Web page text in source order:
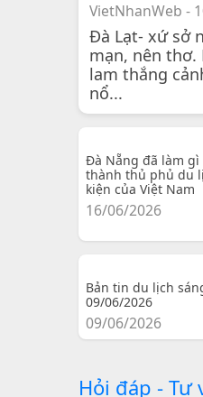
VietNhanWeb -
Đà Lạt- xứ sở
mạn, nên
lam thắng
nổ...
Đà Nẵng đã làm
thành thủ phủ du
kiện của Việt Nam
16/06/2026
Bản tin du lịch
09/06/2026
09/06/2026
Hỏi đáp - Tư